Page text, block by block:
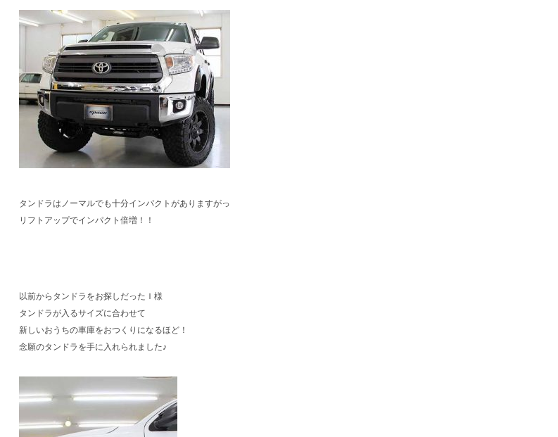
タンドラはノーマルでも十分インパクトがありますがっ
リフトアップでインパクト倍増！！
以前からタンドラをお探しだったＩ様
タンドラが入るサイズに合わせて
新しいおうちの車庫をおつくりになるほど！
念願のタンドラを手に入れられました♪